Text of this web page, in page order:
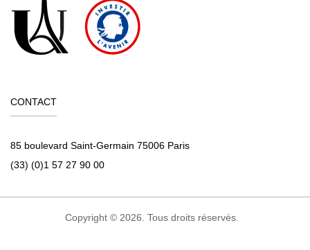
CONTACT
85 boulevard Saint-Germain 75006 Paris
(33) (0)1 57 27 90 00
Copyright © 2026. Tous droits réservés.